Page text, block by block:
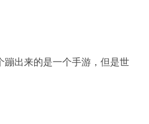
蹦出来的是一个手游，但是世